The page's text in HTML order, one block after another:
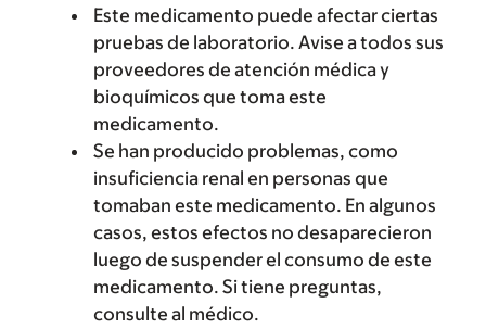
Este medicamento puede afectar ciertas
pruebas de laboratorio. Avise a todos sus
proveedores de atención médica y
bioquímicos que toma este
medicamento.
Se han producido problemas, como
insuficiencia renal en personas que
tomaban este medicamento. En algunos
casos, estos efectos no desaparecieron
luego de suspender el consumo de este
medicamento. Si tiene preguntas,
consulte al médico.